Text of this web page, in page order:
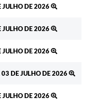
JULHO DE 2026
JULHO DE 2026
JULHO DE 2026
DE JULHO DE 2026
JULHO DE 2026